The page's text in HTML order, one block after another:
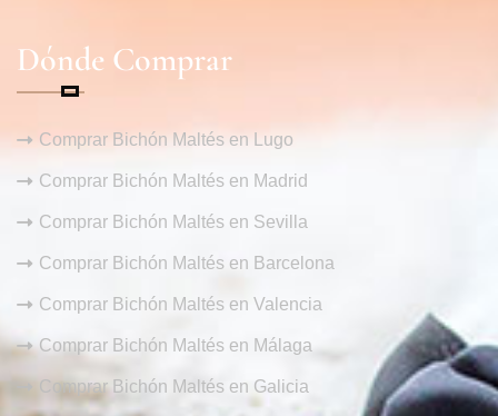
Dónde Comprar
Comprar Bichón Maltés en Lugo
Comprar Bichón Maltés en Madrid
Comprar Bichón Maltés en Sevilla
Comprar Bichón Maltés en Barcelona
Comprar Bichón Maltés en Valencia
Comprar Bichón Maltés en Málaga
Comprar Bichón Maltés en Galicia